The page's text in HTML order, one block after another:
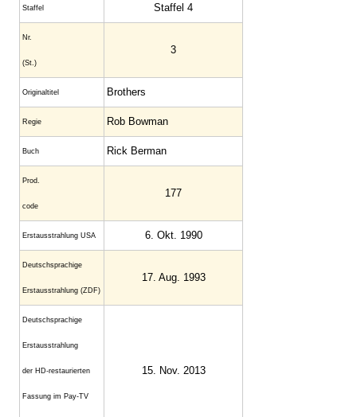
Staffel Staffel 4
Nr.
(St.)
3
Original­titel Brothers
Regie Rob Bowman
Buch Rick Berman
Prod.
code
177
Erstaus­strahlung USA 6. Okt. 1990
Deutsch­sprachige
Erstaus­strahlung (ZDF)
17. Aug. 1993
Deutschsprachige
Erstausstrahlung
der HD-restaurierten
Fassung im Pay-TV
15. Nov. 2013